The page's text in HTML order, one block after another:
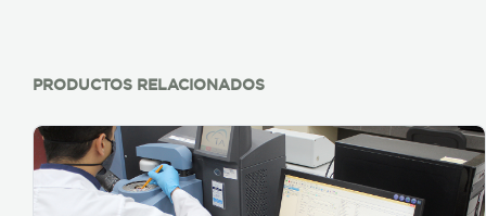
PRODUCTOS RELACIONADOS